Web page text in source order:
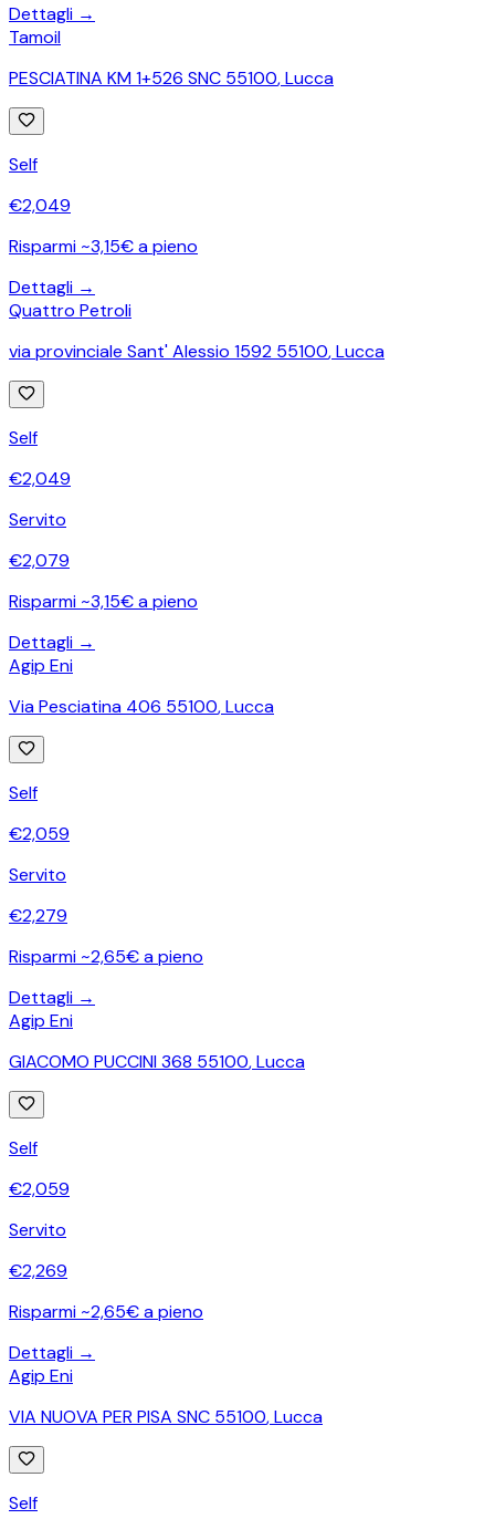
Dettagli →
Tamoil
PESCIATINA KM 1+526 SNC 55100,Lucca
Self
€2,049
Risparmi ~3,15€ a pieno
Dettagli →
Quattro Petroli
via provinciale Sant' Alessio 1592 55100,Lucca
Self
€2,049
Servito
€2,079
Risparmi ~3,15€ a pieno
Dettagli →
Agip Eni
Via Pesciatina 406 55100,Lucca
Self
€2,059
Servito
€2,279
Risparmi ~2,65€ a pieno
Dettagli →
Agip Eni
GIACOMO PUCCINI 368 55100,Lucca
Self
€2,059
Servito
€2,269
Risparmi ~2,65€ a pieno
Dettagli →
Agip Eni
VIA NUOVA PER PISA SNC 55100,Lucca
Self